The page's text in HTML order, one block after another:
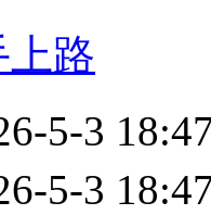
上路
5-3
5-3